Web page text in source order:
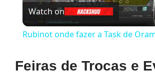
Video
Watch on
Rubinot onde fazer a Task de
Feiras de Trocas e